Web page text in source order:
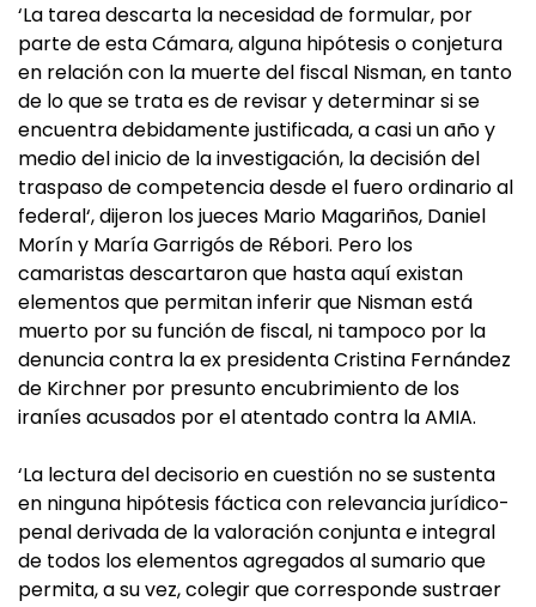
‘La tarea descarta la necesidad de formular, por
parte de esta Cámara, alguna hipótesis o conjetura
en relación con la muerte del fiscal Nisman, en tanto
de lo que se trata es de revisar y determinar si se
encuentra debidamente justificada, a casi un año y
medio del inicio de la investigación, la decisión del
traspaso de competencia desde el fuero ordinario al
federal‘, dijeron los jueces Mario Magariños, Daniel
Morín y María Garrigós de Rébori. Pero los
camaristas descartaron que hasta aquí existan
elementos que permitan inferir que Nisman está
muerto por su función de fiscal, ni tampoco por la
denuncia contra la ex presidenta Cristina Fernández
de Kirchner por presunto encubrimiento de los
iraníes acusados por el atentado contra la AMIA.
‘La lectura del decisorio en cuestión no se sustenta
en ninguna hipótesis fáctica con relevancia jurídico-
penal derivada de la valoración conjunta e integral
de todos los elementos agregados al sumario que
permita, a su vez, colegir que corresponde sustraer